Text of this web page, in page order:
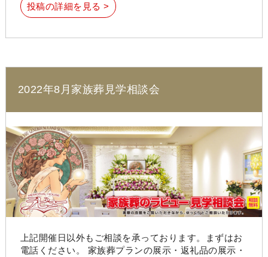
投稿の詳細を見る >
2022年8月家族葬見学相談会
上記開催日以外もご相談を承っております。まずはお
電話ください。 家族葬プランの展示・返礼品の展示・